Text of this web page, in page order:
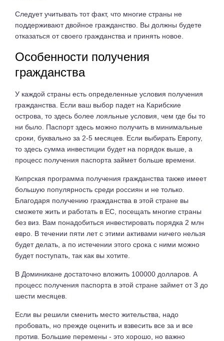
Следует учитывать тот факт, что многие страны не
поддерживают двойное гражданство. Вы должны будете
отказаться от своего гражданства и принять новое.
Особенности получения
гражданства
У каждой страны есть определенные условия получения
гражданства. Если ваш выбор падет на Карибские
острова, то здесь более лояльные условия, чем где бы то
ни было. Паспорт здесь можно получить в минимальные
сроки, буквально за 2-5 месяцев. Если выбирать Европу,
то здесь сумма инвестиции будет на порядок выше, а
процесс получения паспорта займет больше времени.
Кипрская программа получения гражданства также имеет
большую популярность среди россиян и не только.
Благодаря получению гражданства в этой стране вы
сможете жить и работать в ЕС, посещать многие страны
без виз. Вам понадобиться инвестировать порядка 2 млн
евро. В течении пяти лет с этими активами ничего нельзя
будет делать, а по истечении этого срока с ними можно
будет поступать, так как вы хотите.
В Доминикане достаточно вложить 100000 долларов. А
процесс получения паспорта в этой стране займет от 3 до
шести месяцев.
Если вы решили сменить место жительства, надо
пробовать, но прежде оценить и взвесить все за и все
против. Большие перемены - это хорошо, но важно